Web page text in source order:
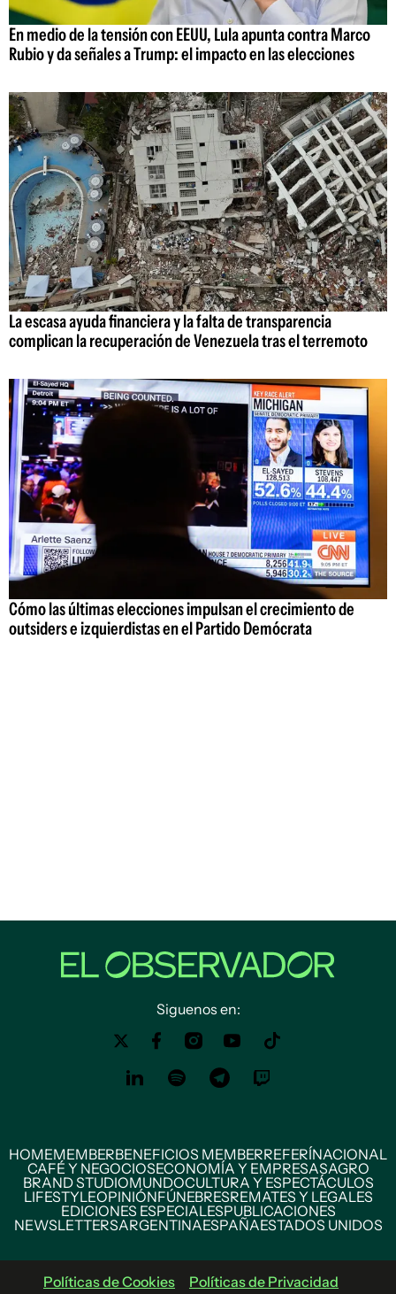
En medio de la tensión con EEUU, Lula apunta contra Marco
Rubio y da señales a Trump: el impacto en las elecciones
La escasa ayuda financiera y la falta de transparencia
complican la recuperación de Venezuela tras el terremoto
Cómo las últimas elecciones impulsan el crecimiento de
outsiders e izquierdistas en el Partido Demócrata
Siguenos en:
HOMEMEMBERBENEFICIOS MEMBERREFERÍNACIONAL
CAFÉ Y NEGOCIOSECONOMÍA Y EMPRESASAGRO
BRAND STUDIOMUNDOCULTURA Y ESPECTÁCULOS
LIFESTYLEOPINIÓNFÚNEBRESREMATES Y LEGALES
EDICIONES ESPECIALESPUBLICACIONES
NEWSLETTERSARGENTINAESPAÑAESTADOS UNIDOS
Políticas de Cookies Políticas de Privacidad